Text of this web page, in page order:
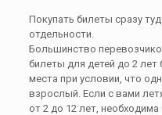
Покупать билеты сразу
отдельности.
Большинство
билеты для детей до 2 лет
места при условии, что
взрослый. Если с вами
от 2 до 12 лет,